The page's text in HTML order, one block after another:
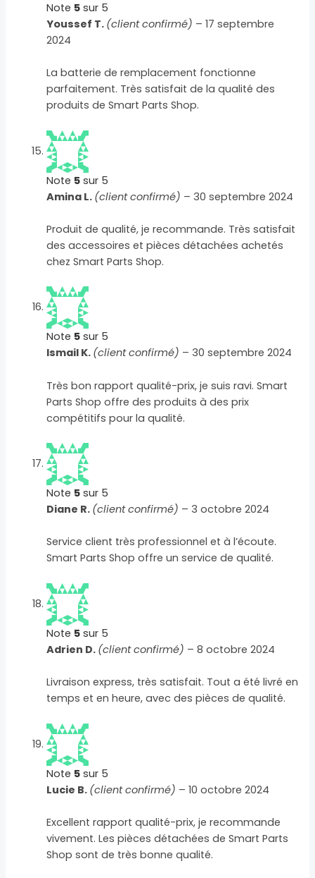
Note 5 sur 5
Youssef T. (client confirmé) – 17 septembre
2024
La batterie de remplacement fonctionne
parfaitement. Très satisfait de la qualité des
produits de Smart Parts Shop.
Note 5 sur 5
Amina L. (client confirmé) – 30 septembre 2024
Produit de qualité, je recommande. Très satisfait
des accessoires et pièces détachées achetés
chez Smart Parts Shop.
Note 5 sur 5
Ismail K. (client confirmé) – 30 septembre 2024
Très bon rapport qualité-prix, je suis ravi. Smart
Parts Shop offre des produits à des prix
compétitifs pour la qualité.
Note 5 sur 5
Diane R. (client confirmé) – 3 octobre 2024
Service client très professionnel et à l’écoute.
Smart Parts Shop offre un service de qualité.
Note 5 sur 5
Adrien D. (client confirmé) – 8 octobre 2024
Livraison express, très satisfait. Tout a été livré en
temps et en heure, avec des pièces de qualité.
Note 5 sur 5
Lucie B. (client confirmé) – 10 octobre 2024
Excellent rapport qualité-prix, je recommande
vivement. Les pièces détachées de Smart Parts
Shop sont de très bonne qualité.